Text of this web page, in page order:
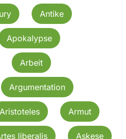
Antike
Apokalypse
Arbeit
Argumentation
Aristoteles Armut
liberalis Askese